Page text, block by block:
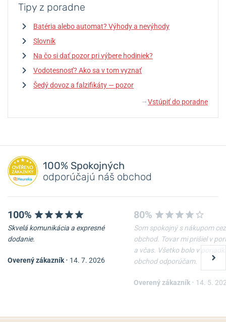
Tipy z poradne
Batéria alebo automat? Výhody a nevýhody
Slovník
Na čo si dať pozor pri výbere hodiniek?
Vodotesnosť? Ako sa v tom vyznať
Šedý dovoz a falzifikáty — pozor
↓ Vstúpiť do poradne
100% Spokojných
odporúčajú náš obchod
100%
Skvelá komunikácia a expresné
dodanie.
Overený zákazník • 14. 7. 2026
80%
Som spokojný s nákupom cez
obchod. Tovar mi prišiel v
a včas. Všetko bolo v
obchod odporúčam.
Overený zákazník • 14. 5.